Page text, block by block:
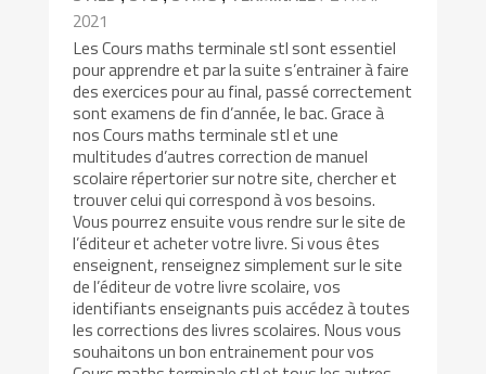
2021
Les Cours maths terminale stl sont essentiel
pour apprendre et par la suite s’entrainer à faire
des exercices pour au final, passé correctement
sont examens de fin d’année, le bac. Grace à
nos Cours maths terminale stl et une
multitudes d’autres correction de manuel
scolaire répertorier sur notre site, chercher et
trouver celui qui correspond à vos besoins.
Vous pourrez ensuite vous rendre sur le site de
l’éditeur et acheter votre livre. Si vous êtes
enseignent, renseignez simplement sur le site
de l’éditeur de votre livre scolaire, vos
identifiants enseignants puis accédez à toutes
les corrections des livres scolaires. Nous vous
souhaitons un bon entrainement pour vos